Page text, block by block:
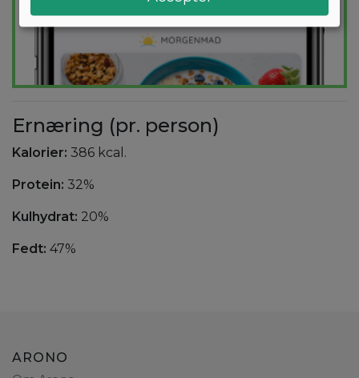
Ernæring (pr. person)
Kalorier: 386 kcal.
Protein: 32%
Kulhydrat: 20%
Fedt: 47%
ARONO